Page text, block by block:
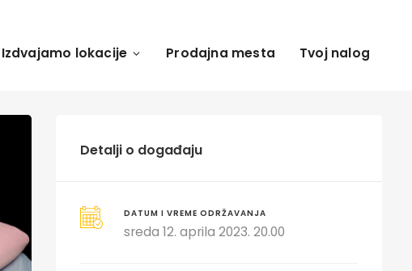
Izdvajamo lokacije Prodajna mesta Tvoj nalog
Detalji o događaju
DATUM I VREME ODRŽAVANJA
sreda 12. aprila 2023. 20.00